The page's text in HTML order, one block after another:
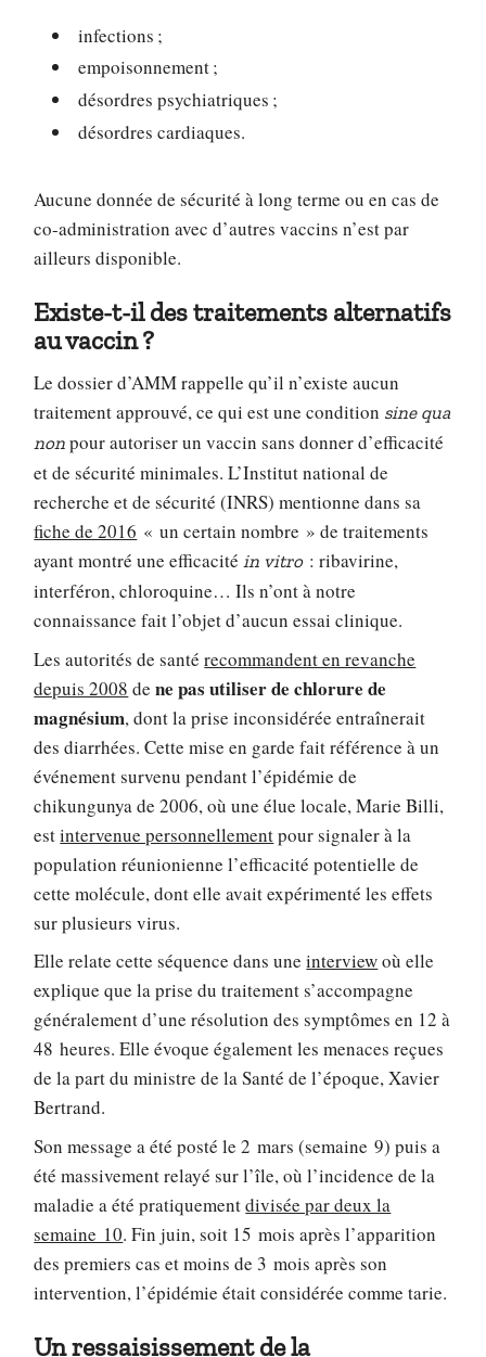
infections ;
empoisonnement ;
désordres psychiatriques ;
désordres cardiaques.
Aucune donnée de sécurité à long terme ou en cas de
co-administration avec d’autres vaccins n’est par
ailleurs disponible.
Existe-t-il des traitements alternatifs
au vaccin ?
Le dossier d’AMM rappelle qu’il n’existe aucun
traitement approuvé, ce qui est une condition sine qua
non pour autoriser un vaccin sans donner d’efficacité
et de sécurité minimales. L’Institut national de
recherche et de sécurité (INRS) mentionne dans sa
fiche de 2016 « un certain nombre » de traitements
ayant montré une efficacitéin vitro: ribavirine,
interféron, chloroquine… Ils n’ont à notre
connaissance fait l’objet d’aucun essai clinique.
Les autorités de santérecommandent en revanche
depuis 2008 dene pas utiliser de chlorure de
magnésium, dont la prise inconsidérée entraînerait
des diarrhées. Cette mise en garde fait référence à un
événement survenu pendant l’épidémie de
chikungunya de 2006, où une élue locale, Marie Billi,
estintervenue personnellementpour signaler à la
population réunionienne l’efficacité potentielle de
cette molécule, dont elle avait expérimenté les effets
sur plusieurs virus.
Elle relate cette séquence dans uneinterviewoù elle
explique que la prise du traitement s’accompagne
généralement d’une résolution des symptômes en 12 à
48 heures. Elle évoque également les menaces reçues
de la part du ministre de la Santé de l’époque, Xavier
Bertrand.
Son message a été posté le 2 mars (semaine 9) puis a
été massivement relayé sur l’île, où l’incidence de la
maladie a été pratiquementdivisée par deux la
semaine 10. Fin juin, soit 15 mois après l’apparition
des premiers cas et moins de 3 mois après son
intervention, l’épidémie était considérée comme tarie.
Un ressaisissement de la